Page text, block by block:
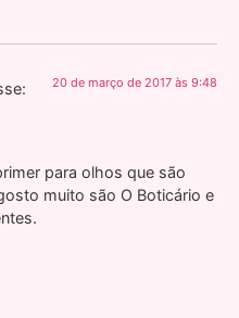
20 de março de 2017 às 9:48
para olhos que são
muito são O Boticário e